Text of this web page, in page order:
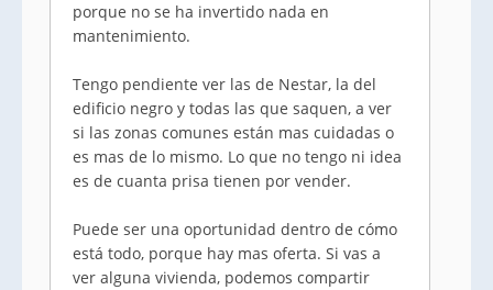
porque no se ha invertido nada en
mantenimiento.
Tengo pendiente ver las de Nestar, la del
edificio negro y todas las que saquen, a ver
si las zonas comunes están mas cuidadas o
es mas de lo mismo. Lo que no tengo ni idea
es de cuanta prisa tienen por vender.
Puede ser una oportunidad dentro de cómo
está todo, porque hay mas oferta. Si vas a
ver alguna vivienda, podemos compartir